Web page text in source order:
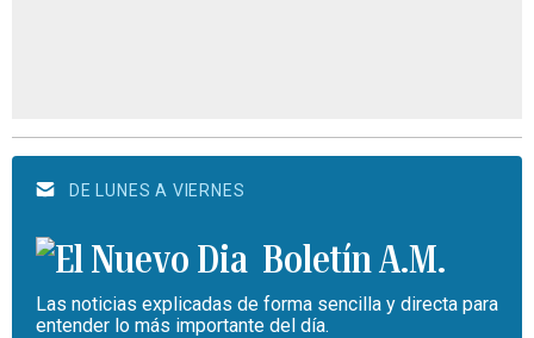
DE LUNES A VIERNES
Boletín A.M.
Las noticias explicadas de forma sencilla y directa para
entender lo más importante del día.